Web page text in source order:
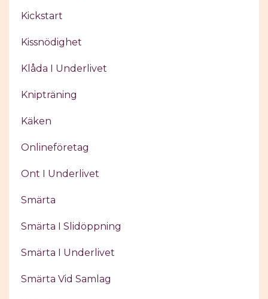
Kickstart
Kissnödighet
Klåda I Underlivet
Knipträning
Käken
Onlineföretag
Ont I Underlivet
Smärta
Smärta I Slidöppning
Smärta I Underlivet
Smärta Vid Samlag